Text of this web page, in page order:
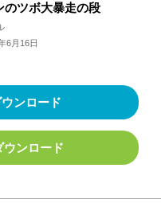
のツボ大暴走の段
6月16日
ンロード
ンロード